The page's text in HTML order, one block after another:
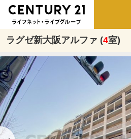
ラグゼ新大阪アルファ (4室)